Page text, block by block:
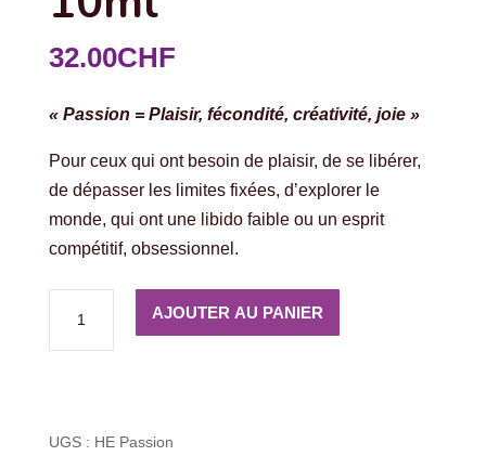
32.00CHF
« Passion = Plaisir, fécondité, créativité, joie »
Pour ceux qui ont besoin de plaisir, de se libérer,
de dépasser les limites fixées, d’explorer le
monde, qui ont une libido faible ou un esprit
compétitif, obsessionnel.
-
AJOUTER AU PANIER
UGS : HE Passion